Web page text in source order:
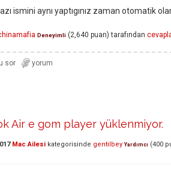
ismini aynı yaptıgınız zaman otomatik
Deneyimli (2,640 puan) tarafından
Air e gom player yüklenmiyor.
Mac Ailesi kategorisinde gentilbey Yardımcı (400